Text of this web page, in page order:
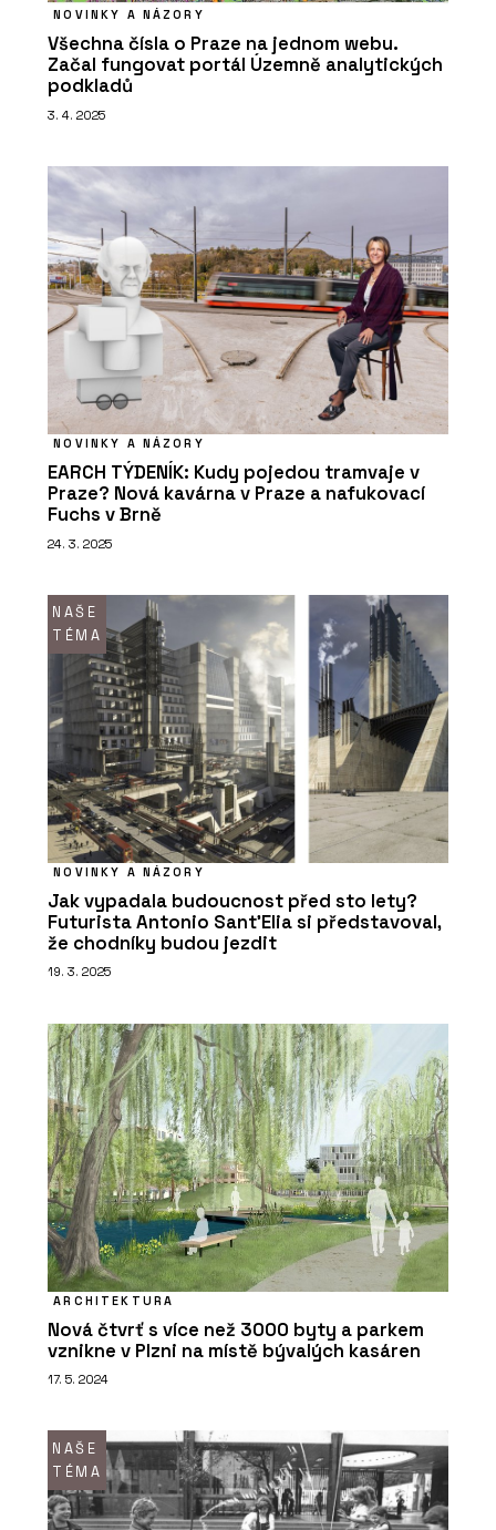
PRODUKTY
Sprchové kouty Walk-In - RAVAK
ČLÁNKY
Nový cowork v Nuselském pivovaru
nabízí zázemí, komunitu i promyšlené
PRODUKTY
Baterie Spring – RAVAK
NOVINKY A NÁZORY
Všechna čísla o Praze na jednom webu.
Začal fungovat portál Územně analytických
podkladů
3. 4. 2025
NOVINKY A NÁZORY
EARCH TÝDENÍK: Kudy pojedou tramvaje v
Praze? Nová kavárna v Praze a nafukovací
Fuchs v Brně
24. 3. 2025
NAŠE
TÉMA
NOVINKY A NÁZORY
Jak vypadala budoucnost před sto lety?
Futurista Antonio Sant’Elia si představoval,
že chodníky budou jezdit
19. 3. 2025
ARCHITEKTURA
Nová čtvrť s více než 3000 byty a parkem
vznikne v Plzni na místě bývalých kasáren
17. 5. 2024
NAŠE
TÉMA